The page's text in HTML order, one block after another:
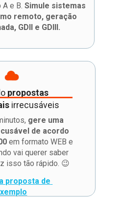
propostas
irrecusáveis
gere uma
de acordo
em formato WEB e
vai querer saber
isso tão rápido. 😉
e B. Simule sistemas
remoto, geração
GDII e GDIII.
proposta de